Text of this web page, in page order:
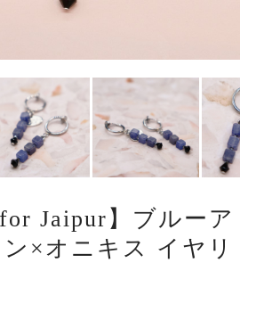
Jaipur】ブルーア
×オニキス イヤリ